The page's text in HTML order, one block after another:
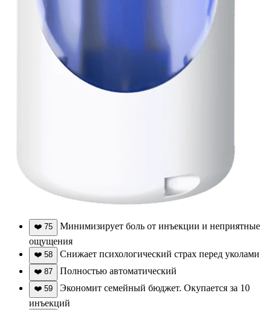
❤️ 75
Минимизирует боль от инъекции и неприятные
ощущения
❤️ 58 Снижает психологический страх перед уколами
❤️ 87 Полностью автоматический
❤️ 59
Экономит семейный бюджет. Окупается за 10
инъекций